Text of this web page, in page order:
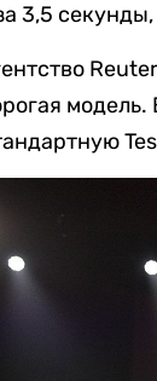
3,5
модель.